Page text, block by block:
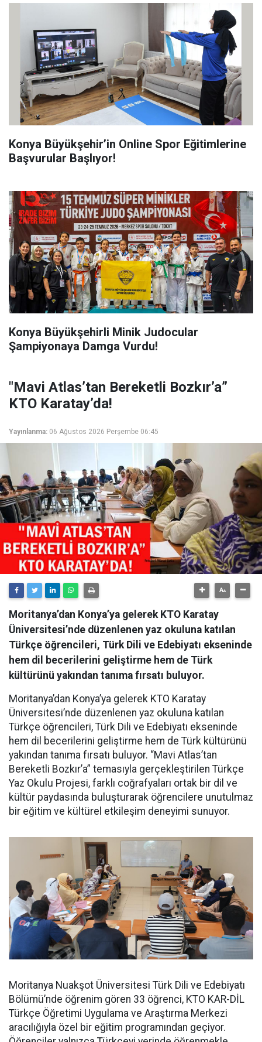
Konya Büyükşehir’in Online Spor Eğitimlerine
Başvurular Başlıyor!
Konya Büyükşehirli Minik Judocular
Şampiyonaya Damga Vurdu!
"Mavi Atlas’tan Bereketli Bozkır’a”
KTO Karatay’da!
Yayınlanma: 06 Ağustos 2026 Perşembe 06:45
Moritanya’dan Konya’ya gelerek KTO Karatay
Üniversitesi’nde düzenlenen yaz okuluna katılan
Türkçe öğrencileri, Türk Dili ve Edebiyatı ekseninde
hem dil becerilerini geliştirme hem de Türk
kültürünü yakından tanıma fırsatı buluyor.
Moritanya’dan Konya’ya gelerek KTO Karatay
Üniversitesi’nde düzenlenen yaz okuluna katılan
Türkçe öğrencileri, Türk Dili ve Edebiyatı ekseninde
hem dil becerilerini geliştirme hem de Türk kültürünü
yakından tanıma fırsatı buluyor. “Mavi Atlas’tan
Bereketli Bozkır’a” temasıyla gerçekleştirilen Türkçe
Yaz Okulu Projesi, farklı coğrafyaları ortak bir dil ve
kültür paydasında buluşturarak öğrencilere unutulmaz
bir eğitim ve kültürel etkileşim deneyimi sunuyor.
Moritanya Nuakşot Üniversitesi Türk Dili ve Edebiyatı
Bölümü’nde öğrenim gören 33 öğrenci, KTO KAR-DİL
Türkçe Öğretimi Uygulama ve Araştırma Merkezi
aracılığıyla özel bir eğitim programından geçiyor.